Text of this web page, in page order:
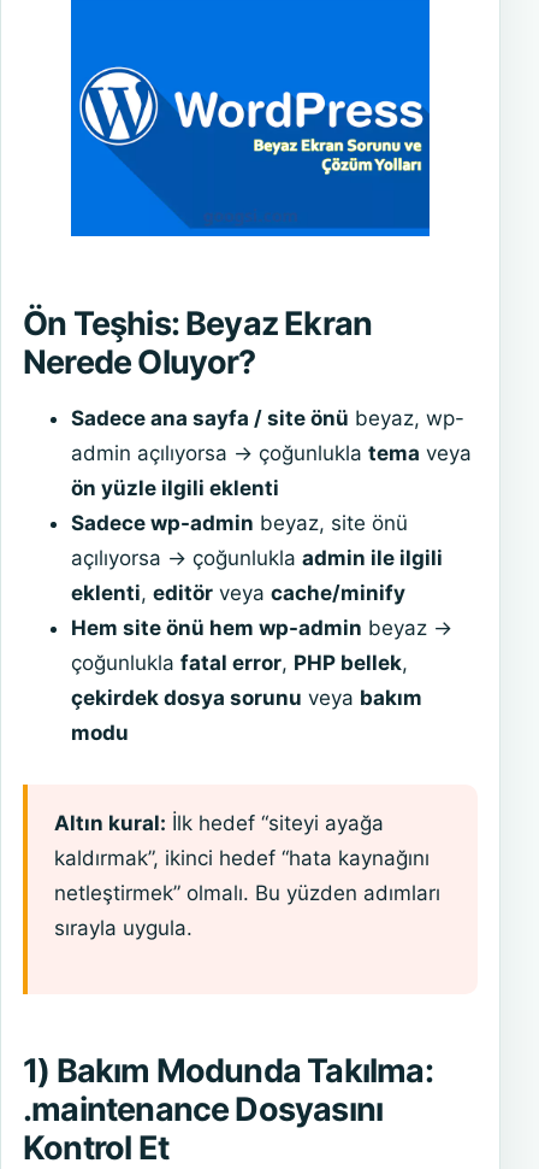
Ön Teşhis: Beyaz Ekran
Nerede Oluyor?
Sadece ana sayfa / site önü beyaz, wp-
admin açılıyorsa → çoğunlukla tema veya
ön yüzle ilgili eklenti
Sadece wp-admin beyaz, site önü
açılıyorsa → çoğunlukla admin ile ilgili
eklenti, editör veya cache/minify
Hem site önü hem wp-admin beyaz →
çoğunlukla fatal error, PHP bellek,
çekirdek dosya sorunu veya bakım
modu
Altın kural: İlk hedef “siteyi ayağa
kaldırmak”, ikinci hedef “hata kaynağını
netleştirmek” olmalı. Bu yüzden adımları
sırayla uygula.
1) Bakım Modunda Takılma:
.maintenance Dosyasını
Kontrol Et